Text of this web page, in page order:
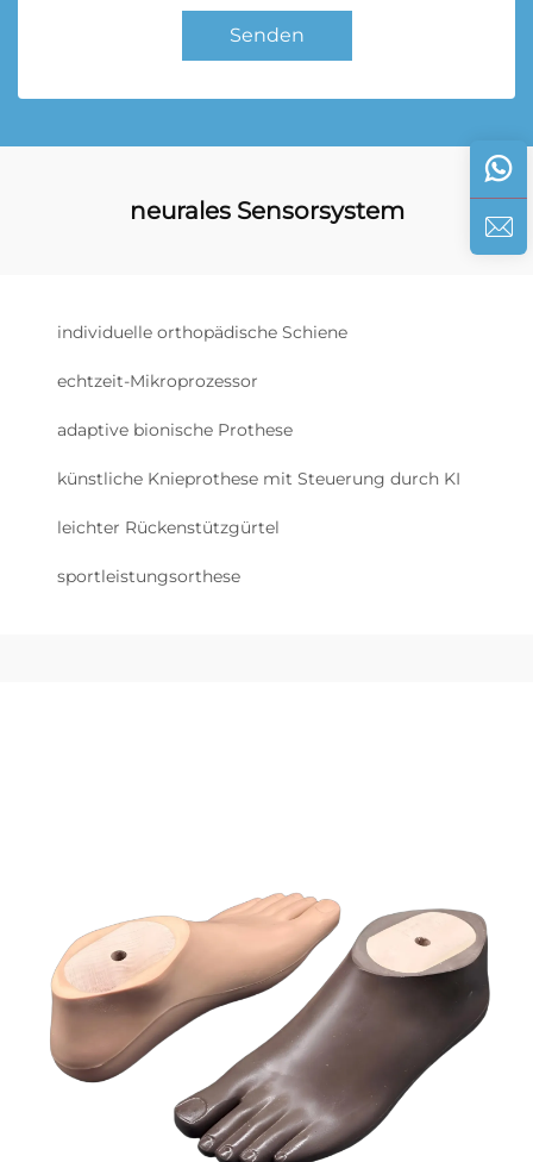
Senden
neurales Sensorsystem
individuelle orthopädische Schiene
echtzeit-Mikroprozessor
adaptive bionische Prothese
künstliche Knieprothese mit Steuerung durch KI
leichter Rückenstützgürtel
sportleistungsorthese